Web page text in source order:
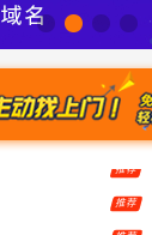
推荐
推荐